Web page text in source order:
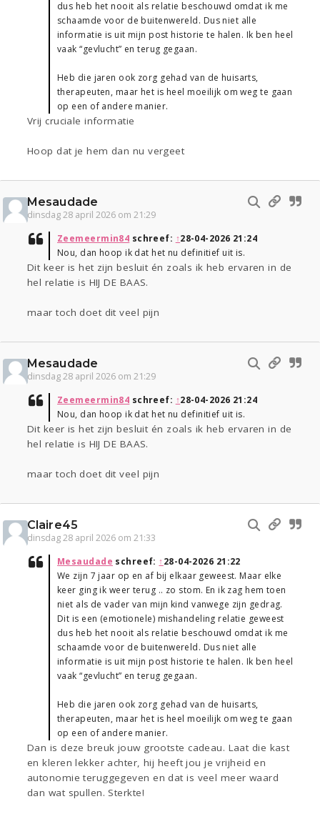
dus heb het nooit als relatie beschouwd omdat ik me
schaamde voor de buitenwereld. Dus niet alle
informatie is uit mijn post historie te halen. Ik ben heel
vaak “gevlucht” en terug gegaan.
Heb die jaren ook zorg gehad van de huisarts,
therapeuten, maar het is heel moeilijk om weg te gaan
op een of andere manier.
Vrij cruciale informatie
Hoop dat je hem dan nu vergeet
Mesaudade
dinsdag 28 april 2026 om 21:29
Zeemeermin84 schreef: ↑28-04-2026 21:24
Nou, dan hoop ik dat het nu definitief uit is.
Dit keer is het zijn besluit én zoals ik heb ervaren in de
hel relatie is HIJ DE BAAS.
maar toch doet dit veel pijn
Mesaudade
dinsdag 28 april 2026 om 21:29
Zeemeermin84 schreef: ↑28-04-2026 21:24
Nou, dan hoop ik dat het nu definitief uit is.
Dit keer is het zijn besluit én zoals ik heb ervaren in de
hel relatie is HIJ DE BAAS.
maar toch doet dit veel pijn
Claire45
dinsdag 28 april 2026 om 21:33
Mesaudade schreef: ↑28-04-2026 21:22
We zijn 7 jaar op en af bij elkaar geweest. Maar elke
keer ging ik weer terug .. zo stom. En ik zag hem toen
niet als de vader van mijn kind vanwege zijn gedrag.
Dit is een (emotionele) mishandeling relatie geweest
dus heb het nooit als relatie beschouwd omdat ik me
schaamde voor de buitenwereld. Dus niet alle
informatie is uit mijn post historie te halen. Ik ben heel
vaak “gevlucht” en terug gegaan.
Heb die jaren ook zorg gehad van de huisarts,
therapeuten, maar het is heel moeilijk om weg te gaan
op een of andere manier.
Dan is deze breuk jouw grootste cadeau. Laat die kast
en kleren lekker achter, hij heeft jou je vrijheid en
autonomie teruggegeven en dat is veel meer waard
dan wat spullen. Sterkte!